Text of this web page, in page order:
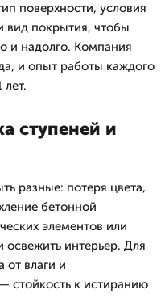
поверхности, условия
вид покрытия, чтобы
и надолго. Компания
и опыт работы каждого
лет.
ступеней и
разные: потеря цвета,
бетонной
элементов или
освежить интерьер. Для
от влаги и
стойкость к истиранию